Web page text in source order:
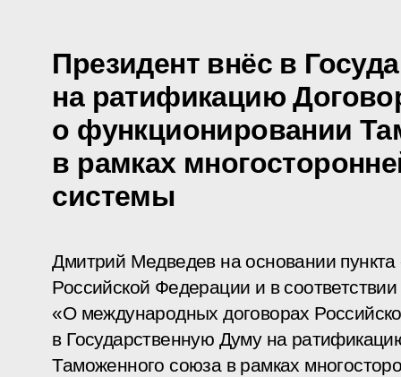
Президент внёс в
на ратификацию
о функционировании
в рамках
системы
Дмитрий Медведев на основании пункта
Российской Федерации и в
«О международных договорах
в Государственную Думу на
Таможенного союза в рамках